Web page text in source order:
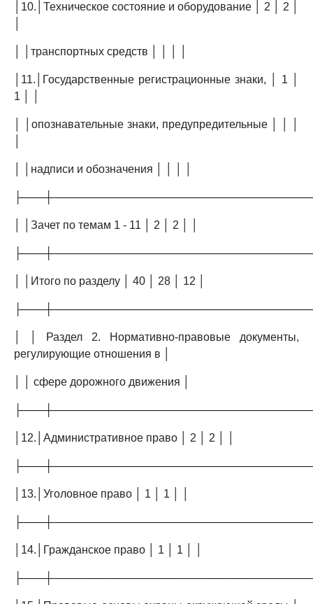
│10.│Техническое состояние и оборудование │ 2 │ 2 │
│ │транспортных средств │ │ │ │
│11.│Государственные регистрационные знаки, │ 1 │
1 │ │
│ │опознавательные знаки, предупредительные │ │ │
│ │надписи и обозначения │ │ │ │
│ │Зачет по темам 1 - 11 │ 2 │ 2 │ │
│ │Итого по разделу │ 40 │ 28 │ 12 │
│ │ Раздел 2. Нормативно-правовые документы,
регулирующие отношения в │
│ │ сфере дорожного движения │
│12.│Административное право │ 2 │ 2 │ │
│13.│Уголовное право │ 1 │ 1 │ │
│14.│Гражданское право │ 1 │ 1 │ │